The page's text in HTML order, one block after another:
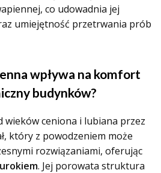
co udowadnia jej
umiejętność przetrwania prób
wpływa na komfort
budynków?
wieków ceniona i lubiana przez
który z powodzeniem może
rozwiązaniami, oferując
. Jej porowata struktura